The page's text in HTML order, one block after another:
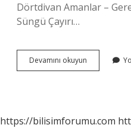
Dörtdivan Amanlar –
Süngü Çayırı…
Devamını okuyun Abantta
Mangal
https://bilisimforumu.com